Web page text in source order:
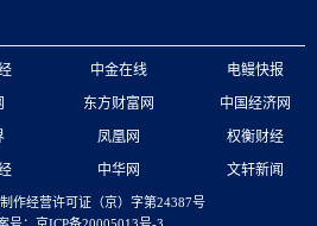
中金在线
电鳗快报
东方财富网
中国经济网
凤凰网
权衡财经
中华网 文轩新闻
作经营许可证（京）字第24387号